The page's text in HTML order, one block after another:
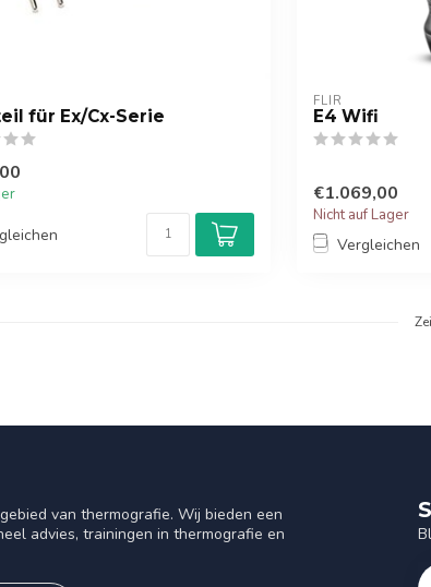
für Ex/Cx-Serie
FLIR
E4 Wifi
€1.069,00
Nicht auf Lager
Vergleichen
van thermografie. Wij bieden een
advies, trainingen in thermografie en